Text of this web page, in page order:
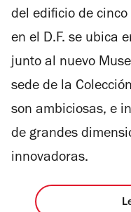
del edificio de
en el D.F. se ubica
junto al nuevo
sede de la
son ambiciosas, e
de grandes
innovadoras.